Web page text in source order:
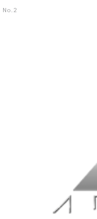
No.2